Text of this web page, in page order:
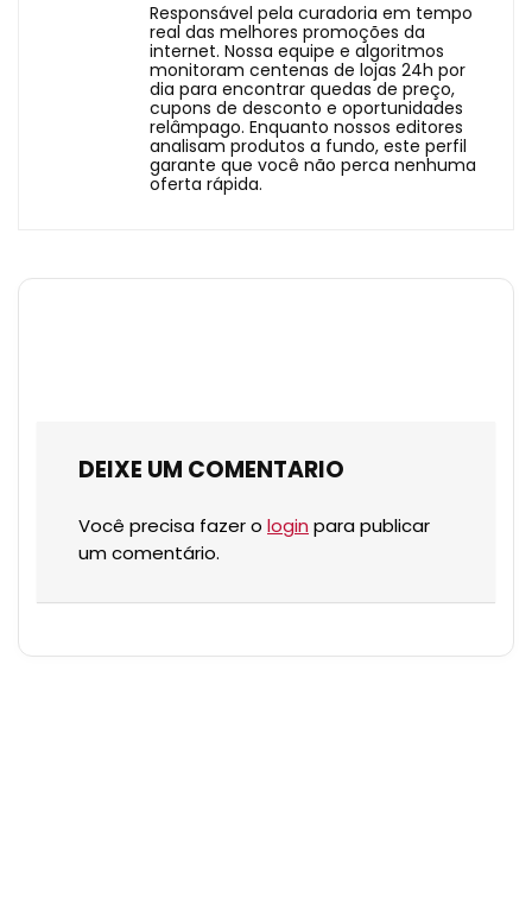
Responsável pela curadoria em tempo
real das melhores promoções da
internet. Nossa equipe e algoritmos
monitoram centenas de lojas 24h por
dia para encontrar quedas de preço,
cupons de desconto e oportunidades
relâmpago. Enquanto nossos editores
analisam produtos a fundo, este perfil
garante que você não perca nenhuma
oferta rápida.
DEIXE UM COMENTARIO
Você precisa fazer o login para publicar
um comentário.